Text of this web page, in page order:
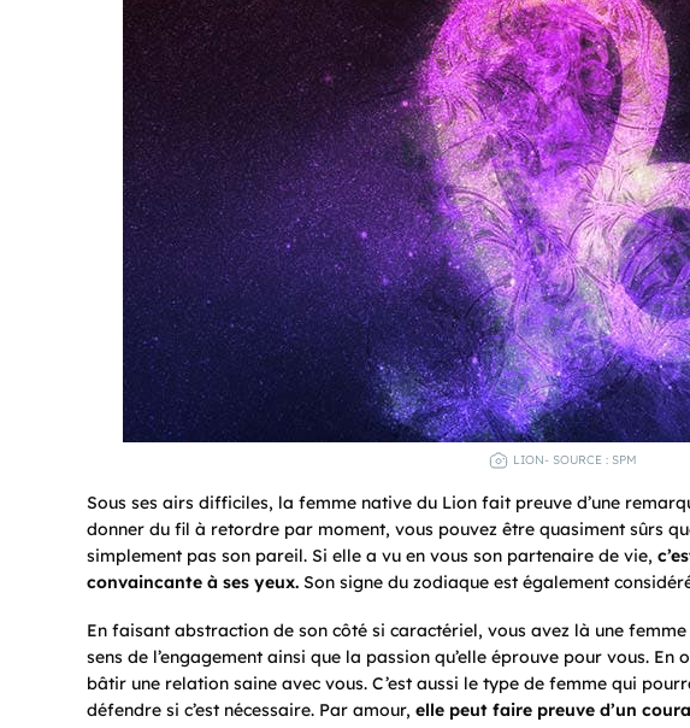
LION- SOURCE : SPM
Sous ses airs difficiles, la femme native du Lion fait preuve d’une
donner du fil à retordre par moment, vous pouvez être quasiment sûrs
simplement pas son pareil. Si elle a vu en vous son partenaire de vie,
convaincante à ses yeux. Son signe du zodiaque est également
En faisant abstraction de son côté si caractériel, vous avez là une
sens de l’engagement ainsi que la passion qu’elle éprouve pour vous. En
bâtir une relation saine avec vous. C’est aussi le type de femme qui
défendre si c’est nécessaire. Par amour, elle peut faire preuve d’un